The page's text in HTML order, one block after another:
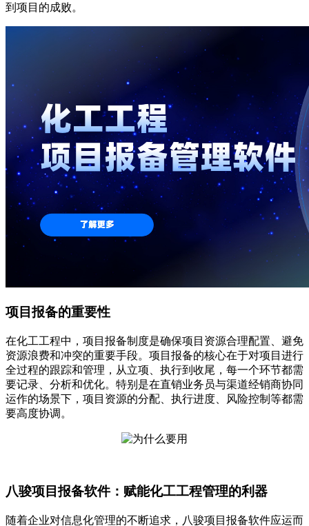
到项目的成败。
项目报备的重要性
在化工工程中，项目报备制度是确保项目资源合理配置、避免
资源浪费和冲突的重要手段。项目报备的核心在于对项目进行
全过程的跟踪和管理，从立项、执行到收尾，每一个环节都需
要记录、分析和优化。特别是在直销业务员与渠道经销商协同
运作的场景下，项目资源的分配、执行进度、风险控制等都需
要高度协调。
八骏项目报备软件：赋能化工工程管理的利器
随着企业对信息化管理的不断追求，八骏项目报备软件应运而